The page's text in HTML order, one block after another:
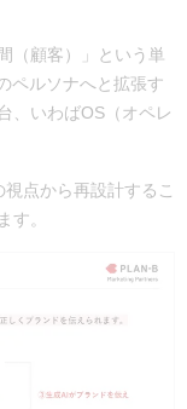
（顧客）」という単
ペルソナへと拡張す
、いわばOS（オペレ
点から再設計するこ
す。